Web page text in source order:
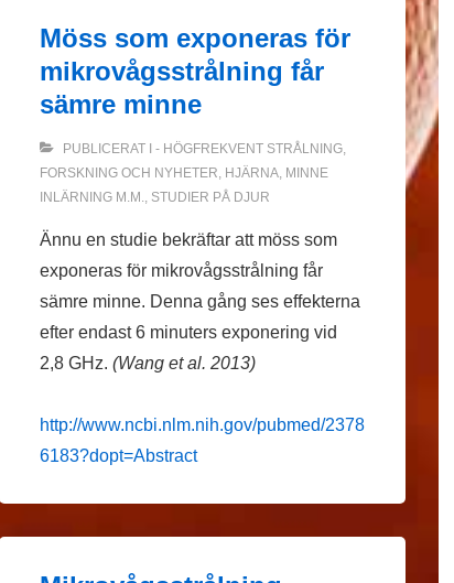
Möss som exponeras för
mikrovågsstrålning får
sämre minne
PUBLICERAT I - HÖGFREKVENT STRÅLNING,
FORSKNING OCH NYHETER HJÄRNA, MINNE
INLÄRNING M.M.
STUDIER PÅ DJUR
Ännu en studie bekräftar att möss som
exponeras för mikrovågsstrålning får
sämre minne. Denna gång ses effekterna
efter endast 6 minuters exponering vid
2,8 GHz. (Wang et al. 2013)
http://www.ncbi.nlm.nih.gov/pubmed/2378
6183?dopt=Abstract